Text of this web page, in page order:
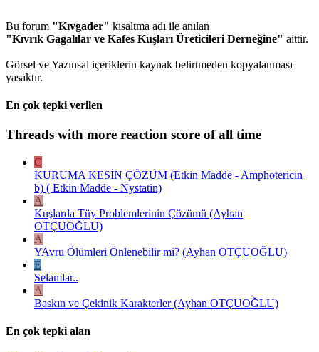
Bu forum "Kıvgader" kısaltma adı ile anılan
"Kıvrık Gagalılar ve Kafes Kuşları Üreticileri Derneğine" aittir.
Görsel ve Yazınsal içeriklerin kaynak belirtmeden kopyalanması
yasaktır.
En çok tepki verilen
Threads with more reaction score of all time
C
KURUMA KESİN ÇÖZÜM (Etkin Madde - Amphotericin
b) ( Etkin Madde - Nystatin)
A
Kuşlarda Tüy Problemlerinin Çözümü (Ayhan
OTÇUOĞLU)
A
YAvru Ölümleri Önlenebilir mi? (Ayhan OTÇUOĞLU)
E
Selamlar..
A
Baskın ve Çekinik Karakterler (Ayhan OTÇUOĞLU)
En çok tepki alan